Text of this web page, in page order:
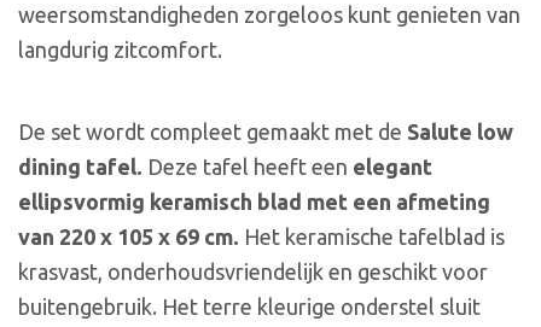
weersomstandigheden zorgeloos kunt genieten van
langdurig zitcomfort.
De set wordt compleet gemaakt met de Salute low
dining tafel. Deze tafel heeft een elegant
ellipsvormig keramisch blad met een afmeting
van 220 x 105 x 69 cm. Het keramische tafelblad is
krasvast, onderhoudsvriendelijk en geschikt voor
buitengebruik. Het terre kleurige onderstel sluit